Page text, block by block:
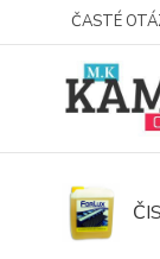
ČASTÉ